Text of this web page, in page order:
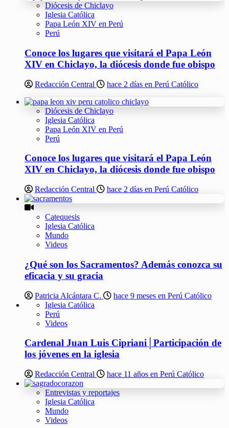
Diócesis de Chiclayo
Iglesia Católica
Papa León XIV en Perú
Perú
Conoce los lugares que visitará el Papa León
XIV en Chiclayo, la diócesis donde fue obispo
Redacción Central hace 2 días en Perú Católico
Diócesis de Chiclayo
Iglesia Católica
Papa León XIV en Perú
Perú
Conoce los lugares que visitará el Papa León
XIV en Chiclayo, la diócesis donde fue obispo
Redacción Central hace 2 días en Perú Católico
Catequesis
Iglesia Católica
Mundo
Videos
¿Qué son los Sacramentos? Además conozca su
eficacia y su gracia
Patricia Alcántara C.
hace 9 meses en Perú Católico
Iglesia Católica
Perú
Videos
Cardenal Juan Luis Cipriani│Participación de
los jóvenes en la iglesia
Redacción Central hace 11 años en Perú Católico
Entrevistas y reportajes
Iglesia Católica
Mundo
Videos